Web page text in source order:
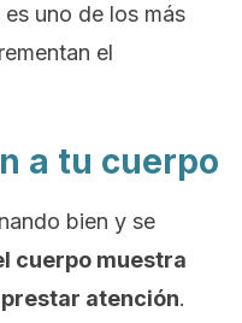
uno de los más
el
a tu cuerpo
bien y se
cuerpo muestra
atención.